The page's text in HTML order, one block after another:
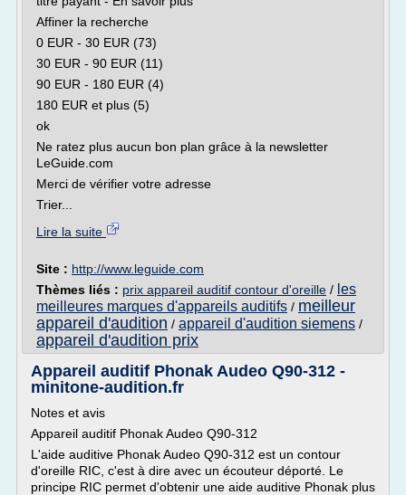
Affiner la recherche
0 EUR - 30 EUR (73)
30 EUR - 90 EUR (11)
90 EUR - 180 EUR (4)
180 EUR et plus (5)
ok
Ne ratez plus aucun bon plan grâce à la newsletter
LeGuide.com
Merci de vérifier votre adresse
Trier...
Lire la suite
Site : http://www.leguide.com
Thèmes liés : prix appareil auditif contour d'oreille / les
meilleures marques d'appareils auditifs / meilleur
appareil d'audition / appareil d'audition siemens /
appareil d'audition prix
Appareil auditif Phonak Audeo Q90-312 -
minitone-audition.fr
Notes et avis
Appareil auditif Phonak Audeo Q90-312
L'aide auditive Phonak Audeo Q90-312 est un contour
d'oreille RIC, c'est à dire avec un écouteur déporté. Le
principe RIC permet d'obtenir une aide auditive Phonak plus